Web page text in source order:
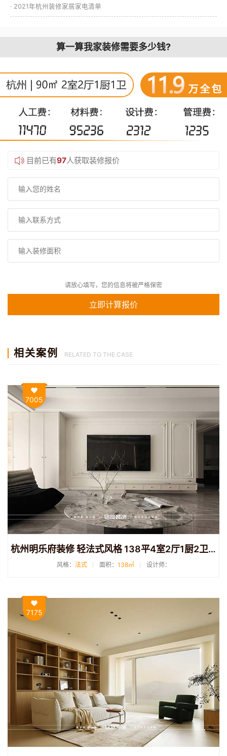
· 2021年杭州装修家居家电清单
算一算我家装修需要多少钱?
目前已有97人获取装修报价
请放心填写，您的信息将被严格保密
相关案例 RELATED TO THE CASE
7005
杭州明乐府装修 轻法式风格 138平4室2厅1厨2卫装修
风格： 法式 面积： 138㎡ 设计师：
7175